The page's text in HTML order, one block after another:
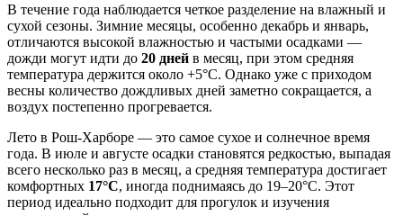
В течение года наблюдается четкое разделение на влажный и
сухой сезоны. Зимние месяцы, особенно декабрь и январь,
отличаются высокой влажностью и частыми осадками —
дожди могут идти до 20 дней в месяц, при этом средняя
температура держится около +5°C. Однако уже с приходом
весны количество дождливых дней заметно сокращается, а
воздух постепенно прогревается.
Лето в Рош-Харборе — это самое сухое и солнечное время
года. В июле и августе осадки становятся редкостью, выпадая
всего несколько раз в месяц, а средняя температура достигает
комфортных 17°C, иногда поднимаясь до 19–20°C. Этот
период идеально подходит для прогулок и изучения